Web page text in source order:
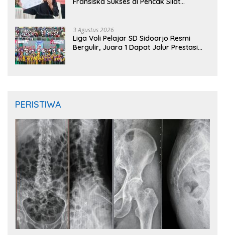
3 Agustus 2026
Liga Voli Pelajar SD Sidoarjo Resmi
Bergulir, Juara 1 Dapat Jalur Prestasi
PERISTIWA